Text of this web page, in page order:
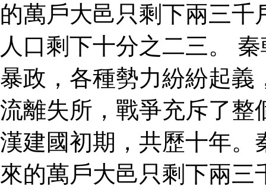
的萬戶大邑只剩下兩三
人口剩下十分之二三。
暴政，各種勢力紛紛起義
流離失所，戰爭充斥了整
漢建國初期，共歷十年。
來的萬戶大邑只剩下兩